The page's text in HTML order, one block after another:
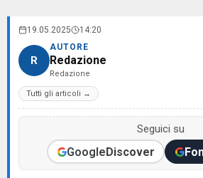
19.05.2025 14:20
R
AUTORE
Redazione
Redazione
Tutti gli articoli →
Seguici su
GoogleDiscover